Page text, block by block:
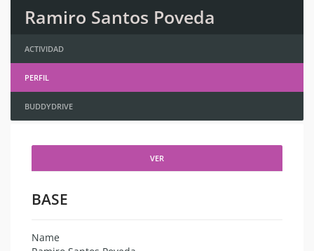
Ramiro Santos Poveda
ACTIVIDAD
PERFIL
BUDDYDRIVE
VER
BASE
Name